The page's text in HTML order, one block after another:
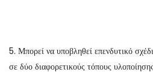
5. Μπορεί να υποβληθεί επενδυτικό
σε δύο διαφορετικούς τόπους